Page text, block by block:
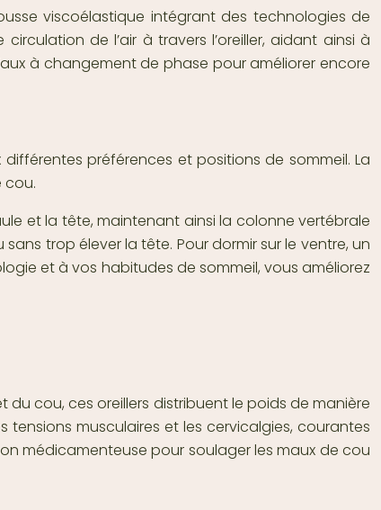
viscoélastique intégrant des technologies de
de l’air à travers l’oreiller, aidant ainsi à
à changement de phase pour améliorer encore
préférences et positions de sommeil. La
cou.
et la tête, maintenant ainsi la colonne vertébrale
trop élever la tête. Pour dormir sur le ventre, un
et à vos habitudes de sommeil, vous améliorez
cou, ces oreillers distribuent le poids de manière
musculaires et les cervicalgies, courantes
médicamenteuse pour soulager les maux de cou